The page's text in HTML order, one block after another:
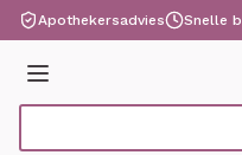
Ga naar de inhoud
Apothekersadvies Snelle
Menu